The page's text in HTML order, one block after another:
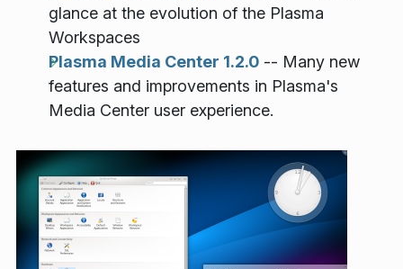
glance at the evolution of the Plasma
Workspaces
Plasma Media Center 1.2.0 -- Many new
features and improvements in Plasma's
Media Center user experience.